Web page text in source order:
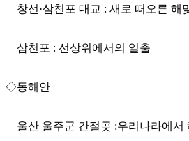
창선·삼천포 대교 : 새로 떠오른 해
삼천포 : 선상위에서의 일출
◇동해안
울산 울주군 간절곶 :우리나라에서